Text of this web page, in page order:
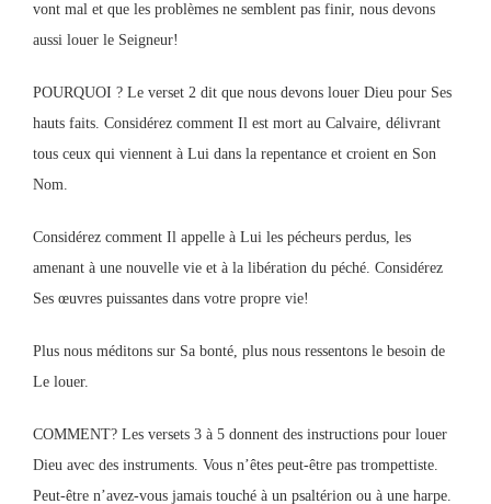
vont mal et que les problèmes ne semblent pas finir, nous devons
aussi louer le Seigneur!
POURQUOI ? Le verset 2 dit que nous devons louer Dieu pour Ses
hauts faits. Considérez comment Il est mort au Calvaire, délivrant
tous ceux qui viennent à Lui dans la repentance et croient en Son
Nom.
Considérez comment Il appelle à Lui les pécheurs perdus, les
amenant à une nouvelle vie et à la libération du péché. Considérez
Ses œuvres puissantes dans votre propre vie!
Plus nous méditons sur Sa bonté, plus nous ressentons le besoin de
Le louer.
COMMENT? Les versets 3 à 5 donnent des instructions pour louer
Dieu avec des instruments. Vous n’êtes peut-être pas trompettiste.
Peut-être n’avez-vous jamais touché à un psaltérion ou à une harpe.